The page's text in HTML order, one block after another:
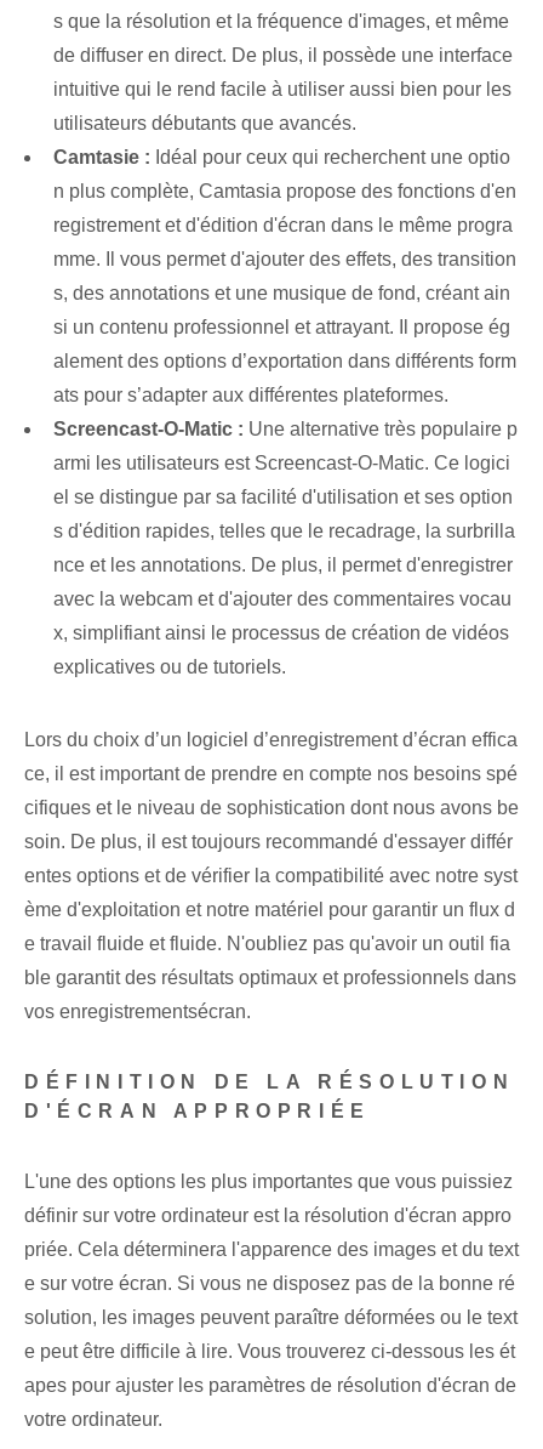
s que la résolution et la fréquence d'images, et même
de diffuser en direct. De plus, il possède une interface
intuitive qui le rend facile à utiliser aussi bien pour les
utilisateurs débutants que avancés.
Camtasie : Idéal pour ceux qui recherchent une optio
n plus complète, Camtasia propose des fonctions d'en
registrement et d'édition d'écran dans le même progra
mme. Il vous permet d'ajouter des effets, des transition
s, des annotations et une musique de fond, créant ain
si un contenu professionnel et attrayant. ‌Il propose ég
alement des options d’exportation dans différents form
ats pour s’adapter aux différentes plateformes.
Screencast-O-Matic : Une alternative très populaire p
armi les utilisateurs est Screencast-O-Matic. Ce logici
el se distingue par sa facilité d'utilisation et ses option
s d'édition rapides, telles que le recadrage, la surbrilla
nce et les annotations. De plus, il permet d'enregistrer
avec la webcam et d'ajouter des commentaires vocau
x, simplifiant ainsi le processus de création de vidéos
explicatives ou de tutoriels.
Lors du choix d’un logiciel d’enregistrement d’écran effica
ce, il est important de prendre en compte nos besoins spé
cifiques et le niveau de sophistication dont nous avons be
soin. ⁤De plus, il est toujours recommandé d'essayer différ
entes options et de vérifier la compatibilité avec notre syst
ème d'exploitation et notre matériel pour garantir un ⁤flux d
e travail fluide et fluide.⁣ N'oubliez pas qu'avoir un outil fia
ble garantit des résultats optimaux‌ et professionnels dans
vos enregistrements⁢écran⁣.
DÉFINITION DE LA RÉSOLUTION
D'ÉCRAN APPROPRIÉE
L'une des options les plus importantes que vous puissiez
définir sur votre ordinateur est la résolution d'écran appro
priée. Cela déterminera l'apparence des images et du text
e sur votre écran. Si vous ne disposez pas de la bonne ré
solution, les images peuvent paraître déformées ou le text
e peut être difficile à lire. Vous trouverez ci-dessous les ét
apes pour ajuster les paramètres de résolution d'écran de
votre ordinateur.